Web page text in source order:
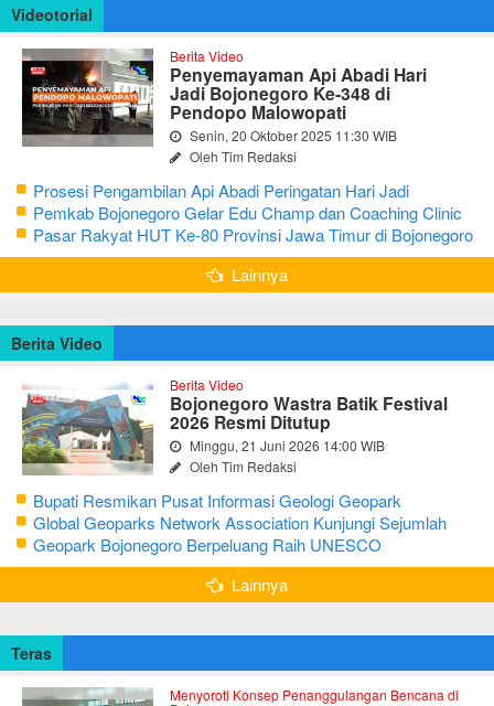
Videotorial
Berita Video
Penyemayaman Api Abadi Hari
Jadi Bojonegoro Ke-348 di
Pendopo Malowopati
Senin, 20 Oktober 2025 11:30 WIB
Oleh Tim Redaksi
Prosesi Pengambilan Api Abadi Peringatan Hari Jadi
Bojonegoro Ke-348
Pemkab Bojonegoro Gelar Edu Champ dan Coaching Clinic
Seni Reog dan Jaranan
Pasar Rakyat HUT Ke-80 Provinsi Jawa Timur di Bojonegoro
Lainnya
Berita Video
Berita Video
Bojonegoro Wastra Batik Festival
2026 Resmi Ditutup
Minggu, 21 Juni 2026 14:00 WIB
Oleh Tim Redaksi
Bupati Resmikan Pusat Informasi Geologi Geopark
Bojonegoro
Global Geoparks Network Association Kunjungi Sejumlah
Geosite di Bojonegoro
Geopark Bojonegoro Berpeluang Raih UNESCO
Global Geopark
Lainnya
Teras
Menyoroti Konsep Penanggulangan Bencana di